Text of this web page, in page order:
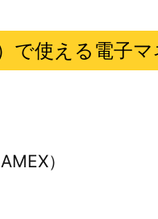
で使える電子マ
）